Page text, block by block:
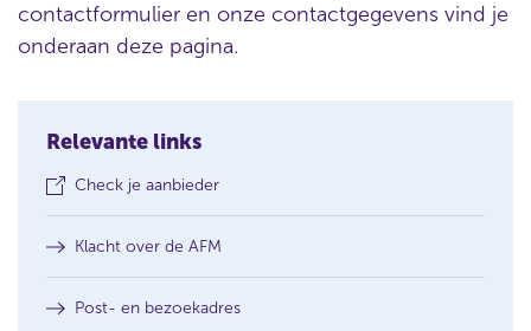
contactformulier en onze contactgegevens vind je
onderaan deze pagina.
Relevante links
Check je aanbieder(
e
n
i
Klacht over de AFM
Post- en bezoekadres